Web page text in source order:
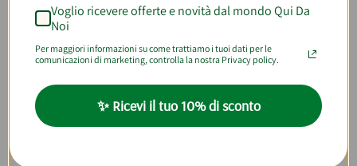
Voglio ricevere offerte e novità dal mondo Qui Da
Noi
Per maggiori informazioni su come trattiamo i tuoi dati per le
comunicazioni di marketing, controlla la nostra Privacy policy.
✨ Ricevi il tuo 10% di sconto